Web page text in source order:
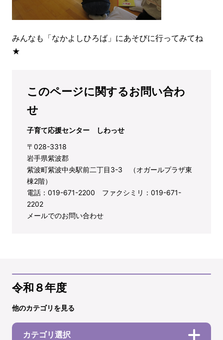
みんなも「なかよしひろば」にあそびに行ってみてね
★
このページに関するお問い合わ
せ
子育て応援センター しわっせ
〒028-3318
岩手県紫波郡
紫波町紫波中央駅前二丁目3-3 （オガールプラザ東
棟2階）
電話：019-671-2200 ファクシミリ：019-671-
2202
メールでのお問い合わせ
令和８年度
他のカテゴリを見る
カテゴリ選択